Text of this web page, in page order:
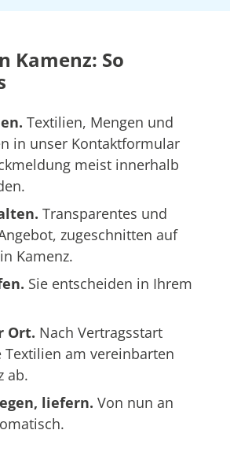
Kamenz: So
Textilien, Mengen und
in unser Kontaktformular
meist innerhalb
Transparentes und
zugeschnitten auf
Kamenz.
Sie entscheiden in Ihrem
Ort. Nach Vertragsstart
am vereinbarten
ab.
liefern. Von nun an